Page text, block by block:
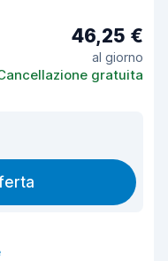
46,25 €
al giorno
gratuita